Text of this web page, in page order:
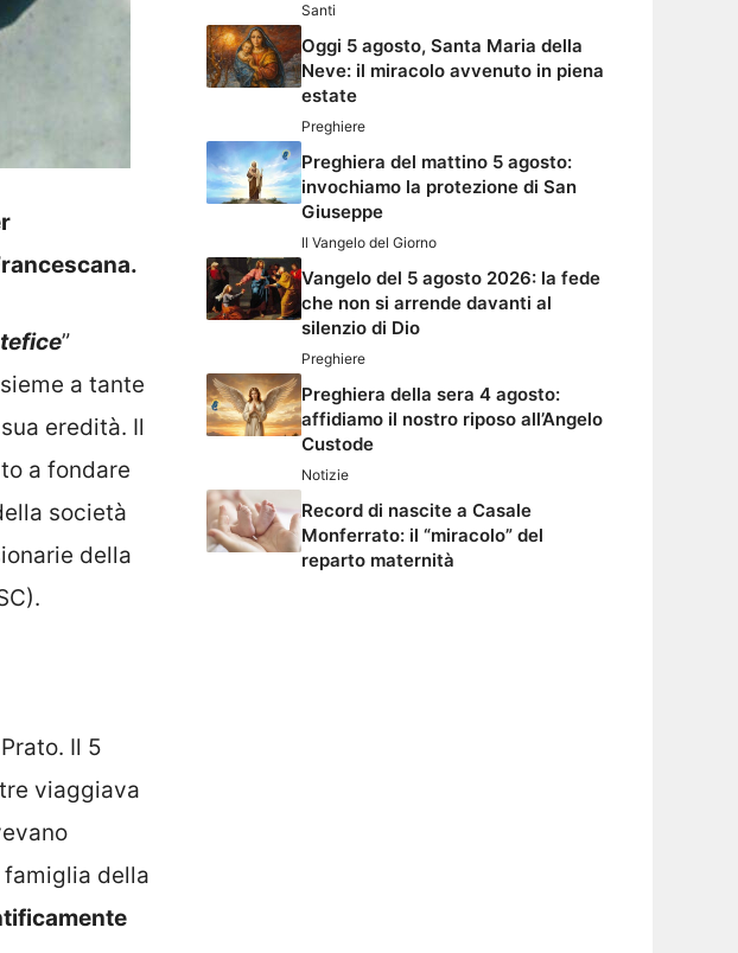
”
a tante
eredità. Il
a fondare
società
della
Il 5
viaggiava
della
Santi
Oggi 5 agosto, Santa Maria della
Neve: il miracolo avvenuto in piena
estate
Preghiere
Preghiera del mattino 5 agosto:
invochiamo la protezione di San
Giuseppe
Il Vangelo del Giorno
Vangelo del 5 agosto 2026: la fede
che non si arrende davanti al
silenzio di Dio
Preghiere
Preghiera della sera 4 agosto:
affidiamo il nostro riposo all’Angelo
Custode
Notizie
Record di nascite a Casale
Monferrato: il “miracolo” del
reparto maternità